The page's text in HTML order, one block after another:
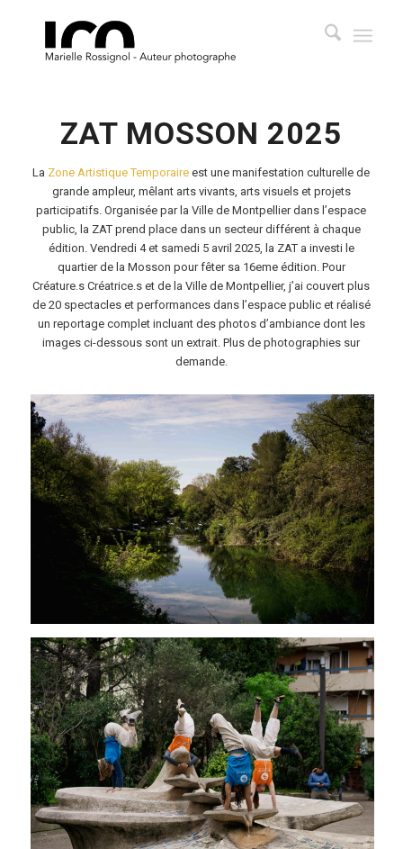
ZAT MOSSON 2025
La Zone Artistique Temporaire est une manifestation culturelle de
grande ampleur, mêlant arts vivants, arts visuels et projets
participatifs. Organisée par la Ville de Montpellier dans l’espace
public, la ZAT prend place dans un secteur différent à chaque
édition. Vendredi 4 et samedi 5 avril 2025, la ZAT a investi le
quartier de la Mosson pour fêter sa 16eme édition. Pour
Créature.s Créatrice.s et de la Ville de Montpellier, j’ai couvert plus
de 20 spectacles et performances dans l’espace public et réalisé
un reportage complet incluant des photos d’ambiance dont les
images ci-dessous sont un extrait. Plus de photographies sur
demande.